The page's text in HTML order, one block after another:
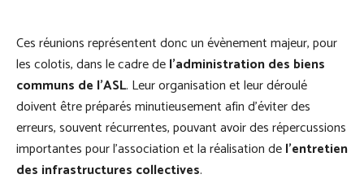
Ces réunions représentent donc un évènement majeur, pour
les colotis, dans le cadre del’administration des biens
communs de l’ASL. Leur organisation et leur déroulé
doivent être préparés minutieusement afin d’éviter des
erreurs, souvent récurrentes, pouvant avoir des répercussions
importantes pour l’association et la réalisation del’entretien
des infrastructures collectives.